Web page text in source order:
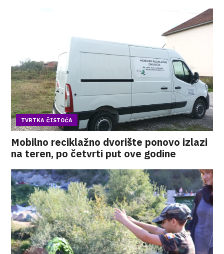
TVRTKA ČISTOĆA
Mobilno reciklažno dvorište ponovo izlazi
na teren, po četvrti put ove godine